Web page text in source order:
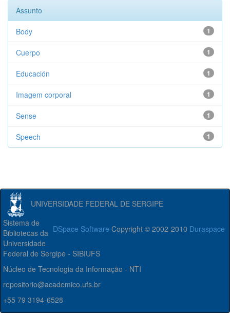
Assunto
1
Body
1
Cuerpo
1
Educación
1
Imagem corporal
1
Sense
1
Speech
UNIVERSIDADE FEDERAL DE SERGIPE
DSpace Software Copyright © 2002-2010 Duraspace
Sistema de
Bibliotecas da
Universidade
Federal de Sergipe - SIBIUFS
Núcleo de Tecnologia da Informação - NTI
repositorio@academico.ufs.br
+55 79 3194-6528